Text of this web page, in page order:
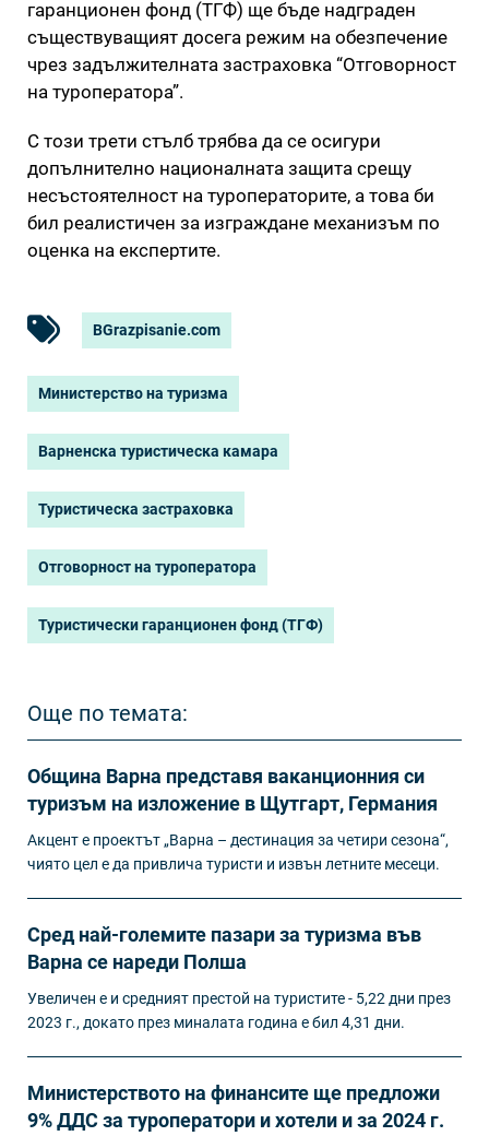
гаранционен фонд (ТГФ) ще бъде надграден
съществуващият досега режим на обезпечение
чрез задължителната застраховка “Отговорност
на туроператора”.
С този трети стълб трябва да се осигури
допълнително националната защита срещу
несъстоятелност на туроператорите, а това би
бил реалистичен за изграждане механизъм по
оценка на експертите.
BGrazpisanie.com
Министерство на туризма
Варненска туристическа камара
Туристическа застраховка
Отговорност на туроператора
Туристически гаранционен фонд (ТГФ)
Още по темата:
Община Варна представя ваканционния си
туризъм на изложение в Щутгарт, Германия
Акцент е проектът „Варна – дестинация за четири сезона“,
чиято цел е да привлича туристи и извън летните месеци.
Сред най-големите пазари за туризма във
Варна се нареди Полша
Увеличен е и средният престой на туристите - 5,22 дни през
2023 г., докато през миналата година е бил 4,31 дни.
Министерството на финансите ще предложи
9% ДДС за туроператори и хотели и за 2024 г.